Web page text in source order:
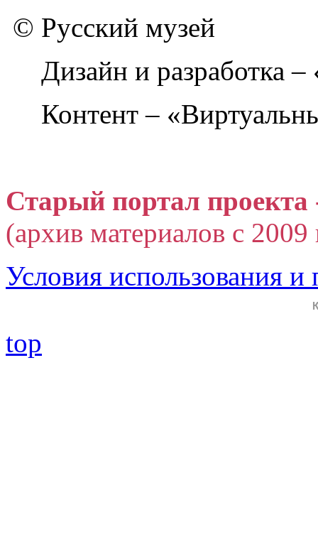
© Русский музей
Дизайн и разработка
Контент –
Старый портал
(архив материалов с
Условия использования
top